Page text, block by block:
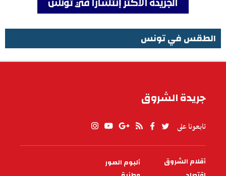
الطقس في تونس
جريدة الشروق
تابعونا على
PIED
أقلام الشروق
ألبوم الصور